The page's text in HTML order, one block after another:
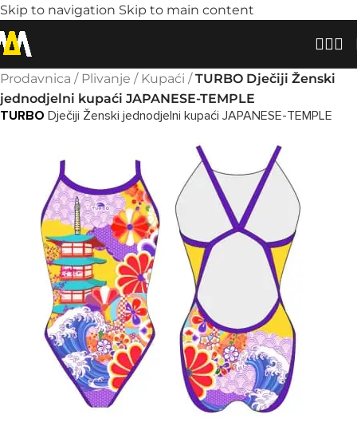
Skip to navigation Skip to main content
Prodavnica / Plivanje / Kupaći /TURBO Dječiji Ženski
jednodjelni kupaći JAPANESE-TEMPLE
TURBO Dječiji Ženski jednodjelni kupaći JAPANESE-TEMPLE